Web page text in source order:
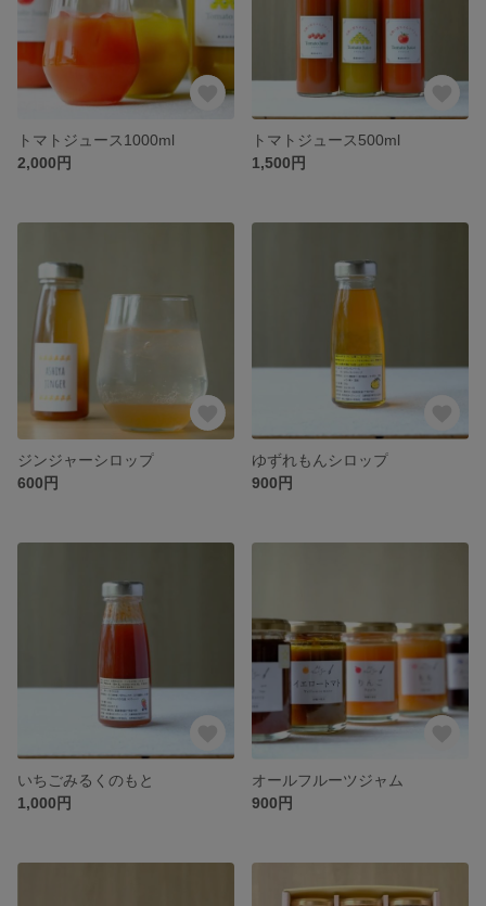
トマトジュース1000ml
2,000円
トマトジュース500ml
1,500円
ジンジャーシロップ
600円
ゆずれもんシロップ
900円
いちごみるくのもと
1,000円
オールフルーツジャム
900円